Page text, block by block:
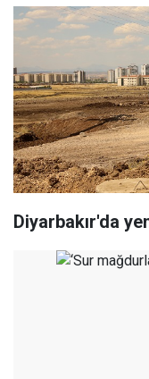
Diyarbakır'da